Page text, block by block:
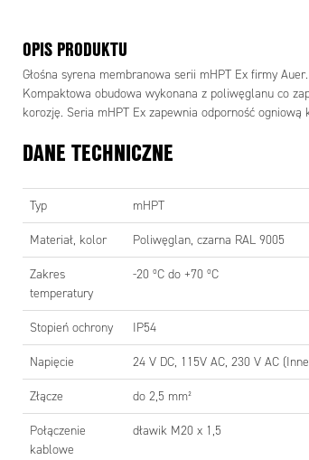
OPIS PRODUKTU
Głośna syrena membranowa serii mHPT Ex firmy
Kompaktowa obudowa wykonana z poliwęglanu co
korozję. Seria mHPT Ex zapewnia odporność ogniową
DANE TECHNICZNE
Typ mHPT
Materiał, kolor Poliwęglan, czarna RAL 9005
Zakres
temperatury
-20 ºC do +70 ºC
Stopień ochrony IP54
Napięcie 24 V DC, 115V AC, 230 V AC
Złącze do 2,5 mm²
Połączenie
kablowe
dławik M20 x 1,5